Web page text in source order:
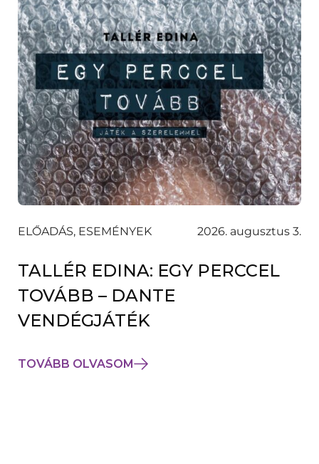
ELŐADÁS, ESEMÉNYEK 2026. augusztus 3.
TALLÉR EDINA: EGY PERCCEL
TOVÁBB – DANTE
VENDÉGJÁTÉK
TOVÁBB OLVASOM